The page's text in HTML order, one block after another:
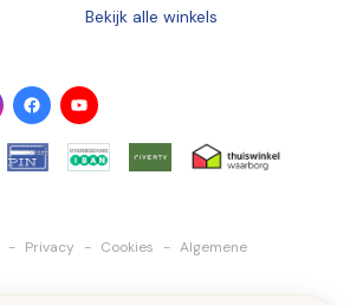
Bekijk alle winkels
Privacy Cookies
Algemene